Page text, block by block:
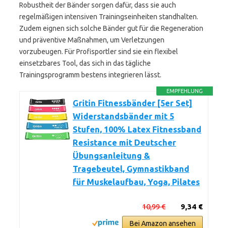
Robustheit der Bänder sorgen dafür, dass sie auch
regelmäßigen intensiven Trainingseinheiten standhalten.
Zudem eignen sich solche Bänder gut für die Regeneration
und präventive Maßnahmen, um Verletzungen
vorzubeugen. Für Profisportler sind sie ein flexibel
einsetzbares Tool, das sich in das tägliche
Trainingsprogramm bestens integrieren lässt.
EMPFEHLUNG
Gritin Fitnessbänder [5er Set]
Widerstandsbänder mit 5
Stufen, 100% Latex Fitnessband
Resistance mit Deutscher
Übungsanleitung &
Tragebeutel, Gymnastikband
für Muskelaufbau, Yoga, Pilates
9,34 €
10,99 €
Bei Amazon ansehen